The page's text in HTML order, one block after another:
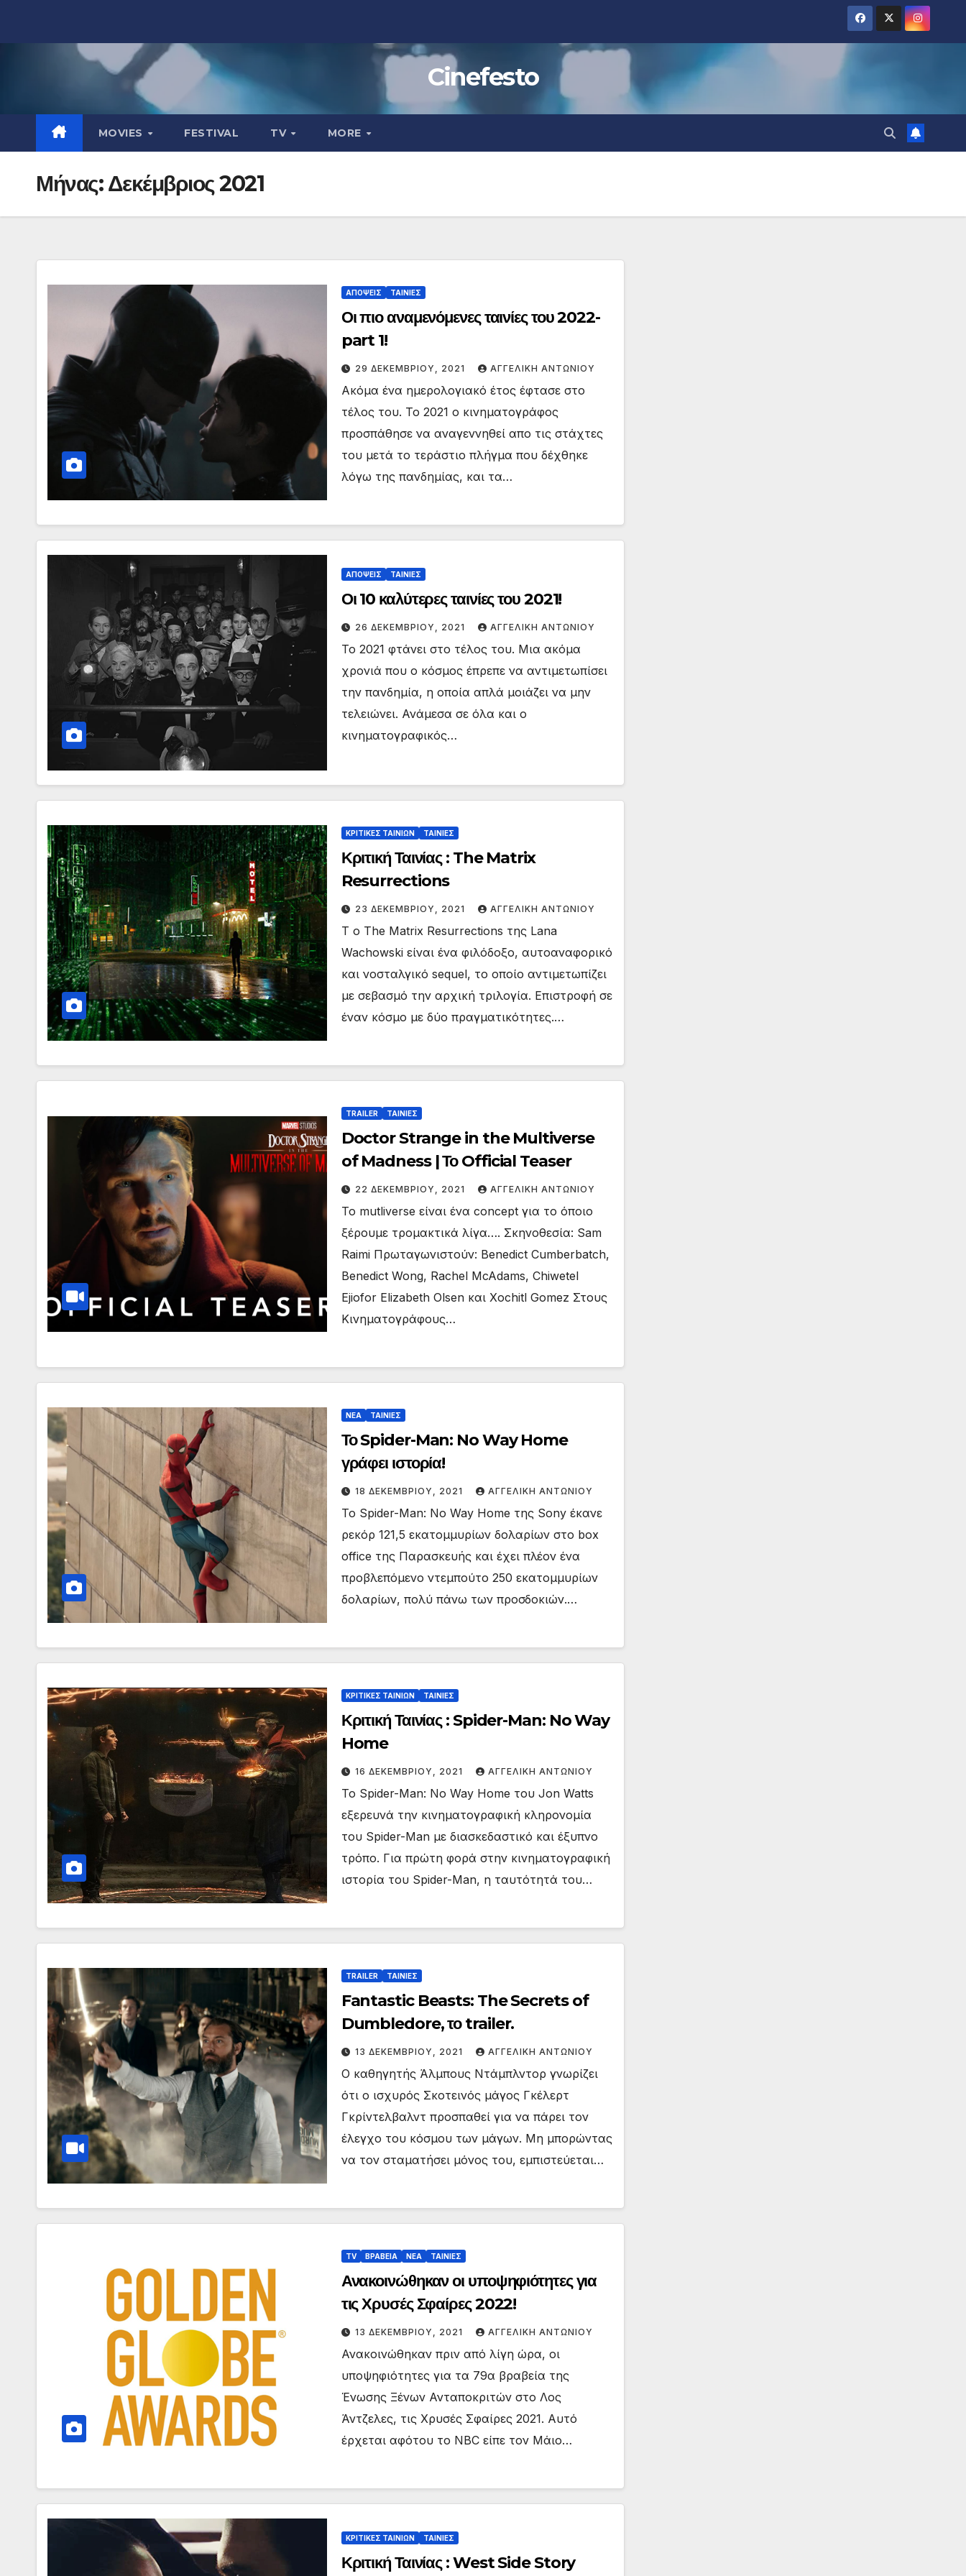
Cinefesto
MOVIES FESTIVAL TV MORE
Μήνας:Δεκέμβριος 2021
ΑΠΟΨΕΙΣ ΤΑΙΝΙΕΣ
Οι πιο αναμενόμενες ταινίες του 2022-
part 1!
29 ΔΕΚΕΜΒΡΊΟΥ, 2021 ΑΓΓΕΛΙΚΉ ΑΝΤΩΝΊΟΥ
Ακόμα ένα ημερολογιακό έτος έφτασε στο
τέλος του. Το 2021 ο κινηματογράφος
προσπάθησε να αναγεννηθεί απο τις στάχτες
του μετά το τεράστιο πλήγμα που δέχθηκε
λόγω της πανδημίας, και τα…
ΑΠΟΨΕΙΣ ΤΑΙΝΙΕΣ
Οι 10 καλύτερες ταινίες του 2021!
26 ΔΕΚΕΜΒΡΊΟΥ, 2021 ΑΓΓΕΛΙΚΉ ΑΝΤΩΝΊΟΥ
Το 2021 φτάνει στο τέλος του. Μια ακόμα
χρονιά που ο κόσμος έπρεπε να αντιμετωπίσει
την πανδημία, η οποία απλά μοιάζει να μην
τελειώνει. Ανάμεσα σε όλα και ο
κινηματογραφικός…
ΚΡΙΤΙΚΕΣ ΤΑΙΝΙΩΝ ΤΑΙΝΙΕΣ
Κριτική Ταινίας : The Matrix
Resurrections
23 ΔΕΚΕΜΒΡΊΟΥ, 2021 ΑΓΓΕΛΙΚΉ ΑΝΤΩΝΊΟΥ
T ο The Matrix Resurrections της Lana
Wachowski είναι ένα φιλόδοξο, αυτοαναφορικό
και νοσταλγικό sequel, το οποίο αντιμετωπίζει
με σεβασμό την αρχική τριλογία. Επιστροφή σε
έναν κόσμο με δύο πραγματικότητες.…
TRAILER ΤΑΙΝΙΕΣ
Doctor Strange in the Multiverse
of Madness | Το Official Teaser
22 ΔΕΚΕΜΒΡΊΟΥ, 2021 ΑΓΓΕΛΙΚΉ ΑΝΤΩΝΊΟΥ
Το mutliverse είναι ένα concept για το όποιο
ξέρουμε τρομακτικά λίγα…. Σκηνοθεσία: Sam
Raimi Πρωταγωνιστούν: Benedict Cumberbatch,
Benedict Wong, Rachel McAdams, Chiwetel
Ejiofor Elizabeth Olsen και Xochitl Gomez Στους
Κινηματογράφους…
ΝΕΑ ΤΑΙΝΙΕΣ
Το Spider-Man: No Way Home
γράφει ιστορία!
18 ΔΕΚΕΜΒΡΊΟΥ, 2021 ΑΓΓΕΛΙΚΉ ΑΝΤΩΝΊΟΥ
Το Spider-Man: No Way Home της Sony έκανε
ρεκόρ 121,5 εκατομμυρίων δολαρίων στο box
office της Παρασκευής και έχει πλέον ένα
προβλεπόμενο ντεμπούτο 250 εκατομμυρίων
δολαρίων, πολύ πάνω των προσδοκιών.…
ΚΡΙΤΙΚΕΣ ΤΑΙΝΙΩΝ ΤΑΙΝΙΕΣ
Κριτική Ταινίας : Spider-Man: No Way
Home
16 ΔΕΚΕΜΒΡΊΟΥ, 2021 ΑΓΓΕΛΙΚΉ ΑΝΤΩΝΊΟΥ
Το Spider-Man: No Way Home του Jon Watts
εξερευνά την κινηματογραφική κληρονομία
του Spider-Man με διασκεδαστικό και έξυπνο
τρόπο. Για πρώτη φορά στην κινηματογραφική
ιστορία του Spider-Man, η ταυτότητά του…
TRAILER ΤΑΙΝΙΕΣ
Fantastic Beasts: The Secrets of
Dumbledore, το trailer.
13 ΔΕΚΕΜΒΡΊΟΥ, 2021 ΑΓΓΕΛΙΚΉ ΑΝΤΩΝΊΟΥ
Ο καθηγητής Άλμπους Ντάμπλντορ γνωρίζει
ότι ο ισχυρός Σκοτεινός μάγος Γκέλερτ
Γκρίντελβαλντ προσπαθεί για να πάρει τον
έλεγχο του κόσμου των μάγων. Μη μπορώντας
να τον σταματήσει μόνος του, εμπιστεύεται…
TV ΒΡΑΒΕΙΑ ΝΕΑ ΤΑΙΝΙΕΣ
Ανακοινώθηκαν οι υποψηφιότητες για
τις Χρυσές Σφαίρες 2022!
13 ΔΕΚΕΜΒΡΊΟΥ, 2021 ΑΓΓΕΛΙΚΉ ΑΝΤΩΝΊΟΥ
Ανακοινώθηκαν πριν από λίγη ώρα, οι
υποψηφιότητες για τα 79α βραβεία της
Ένωσης Ξένων Ανταποκριτών στο Λος
Άντζελες, τις Χρυσές Σφαίρες 2021. Αυτό
έρχεται αφότου το NBC είπε τον Μάιο…
ΚΡΙΤΙΚΕΣ ΤΑΙΝΙΩΝ ΤΑΙΝΙΕΣ
Κριτική Ταινίας : West Side Story